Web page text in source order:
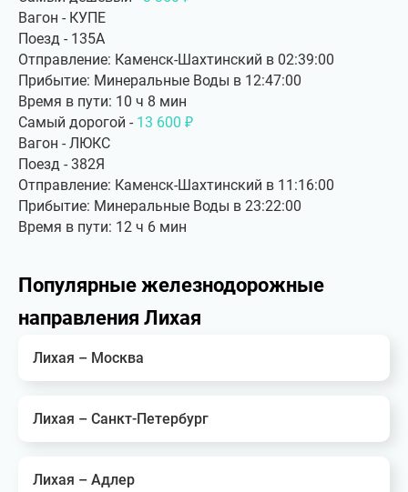
Вагон - КУПЕ
Поезд - 135А
Отправление: Каменск-Шахтинский в 02:39:00
Прибытие: Минеральные Воды в 12:47:00
Время в пути: 10 ч 8 мин
Самый дорогой - 13 600 ₽
Вагон - ЛЮКС
Поезд - 382Я
Отправление: Каменск-Шахтинский в 11:16:00
Прибытие: Минеральные Воды в 23:22:00
Время в пути: 12 ч 6 мин
Популярные железнодорожные
направления Лихая
Лихая – Москва
Лихая – Санкт-Петербург
Лихая – Адлер